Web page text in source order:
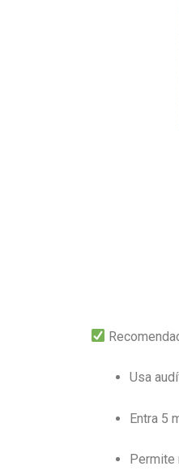
Usa
Entra 5